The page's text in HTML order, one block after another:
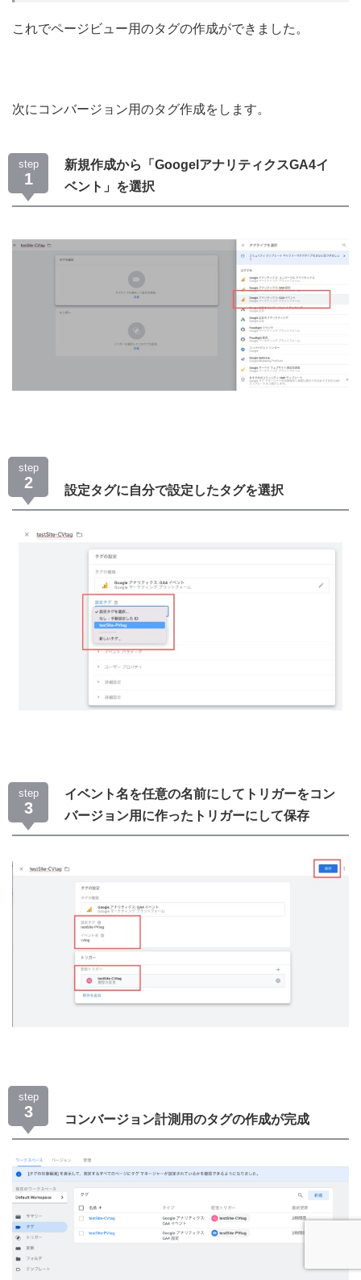
これでページビュー用のタグの作成ができました。
次にコンバージョン用のタグ作成をします。
step
1
新規作成から「GoogelアナリティクスGA4イ
ベント」を選択
step
2 設定タグに自分で設定したタグを選択
step
3
イベント名を任意の名前にしてトリガーをコン
バージョン用に作ったトリガーにして保存
step
3 コンバージョン計測用のタグの作成が完成